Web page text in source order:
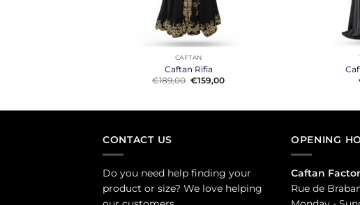
CAFTAN
Caftan Rifia
€189,00 Original
€159,00Current
CONTACT US
Do you need help finding your
product or size? We love helping
OPENING
Caftan
Rue de